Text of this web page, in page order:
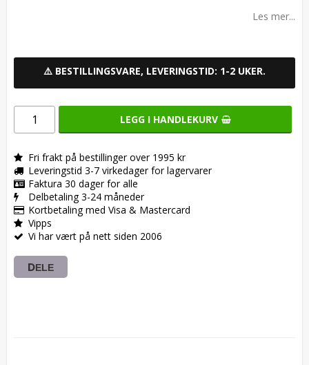
Les mer...
⚠️ BESTILLINGSVARE, LEVERINGSTID: 1-2 UKER.
LEGG I HANDLEKURV
Fri frakt på bestillinger over 1995 kr
Leveringstid 3-7 virkedager for lagervarer
Faktura 30 dager for alle
Delbetaling 3-24 måneder
Kortbetaling med Visa & Mastercard
Vipps
Vi har vært på nett siden 2006
DELE